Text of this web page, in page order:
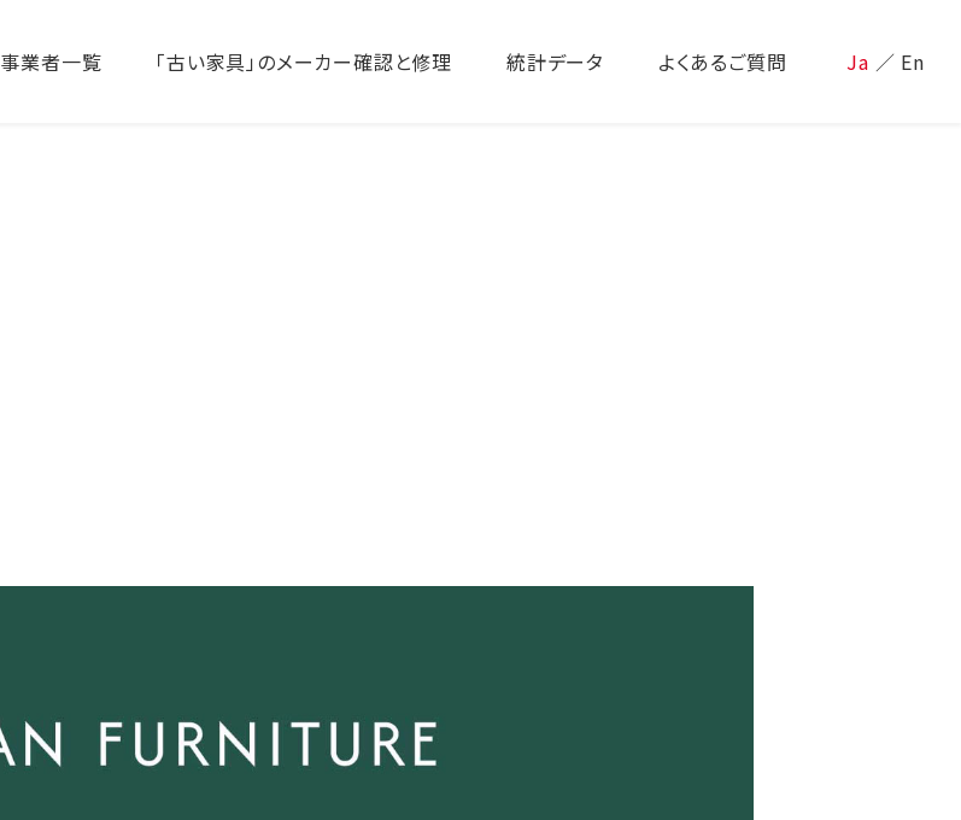
事業者一覧 「古い家具」のメーカー確認と修理 統計データ よくあるご質問 Ja ／ En